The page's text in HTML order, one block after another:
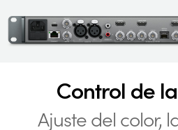
Control de
Ajuste del color,